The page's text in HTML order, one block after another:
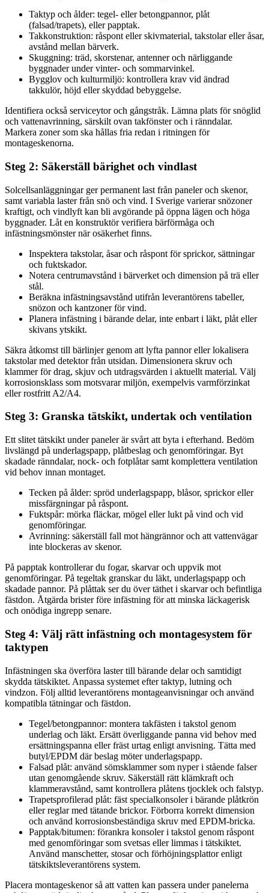
Taktyp och ålder: tegel- eller betongpannor, plåt
(falsad/trapets), eller papptak.
Takkonstruktion: råspont eller skivmaterial, takstolar eller åsar,
avstånd mellan bärverk.
Skuggning: träd, skorstenar, antenner och närliggande
byggnader under vinter- och sommarvinkel.
Bygglov och kulturmiljö: kontrollera krav vid ändrad
takkulör, höjd eller skyddad bebyggelse.
Identifiera också serviceytor och gångstråk. Lämna plats för snöglid
och vattenavrinning, särskilt ovan takfönster och i ränndalar.
Markera zoner som ska hållas fria redan i ritningen för
montageskenorna.
Steg 2: Säkerställ bärighet och vindlast
Solcellsanläggningar ger permanent last från paneler och skenor,
samt variabla laster från snö och vind. I Sverige varierar snözoner
kraftigt, och vindlyft kan bli avgörande på öppna lägen och höga
byggnader. Låt en konstruktör verifiera bärförmåga och
infästningsmönster när osäkerhet finns.
Inspektera takstolar, åsar och råspont för sprickor, sättningar
och fuktskador.
Notera centrumavstånd i bärverket och dimension på trä eller
stål.
Beräkna infästningsavstånd utifrån leverantörens tabeller,
snözon och kantzoner för vind.
Planera infästning i bärande delar, inte enbart i läkt, plåt eller
skivans ytskikt.
Säkra åtkomst till bärlinjer genom att lyfta pannor eller lokalisera
takstolar med detektor från utsidan. Dimensionera skruv och
klammer för drag, skjuv och utdragsvärden i aktuellt material. Välj
korrosionsklass som motsvarar miljön, exempelvis varmförzinkat
eller rostfritt A2/A4.
Steg 3: Granska tätskikt, undertak och ventilation
Ett slitet tätskikt under paneler är svårt att byta i efterhand. Bedöm
livslängd på underlagspapp, plåtbeslag och genomföringar. Byt
skadade ränndalar, nock- och fotplåtar samt komplettera ventilation
vid behov innan montaget.
Tecken på ålder: spröd underlagspapp, blåsor, sprickor eller
missfärgningar på råspont.
Fuktspår: mörka fläckar, mögel eller lukt på vind och vid
genomföringar.
Avrinning: säkerställ fall mot hängrännor och att vattenvägar
inte blockeras av skenor.
På papptak kontrollerar du fogar, skarvar och uppvik mot
genomföringar. På tegeltak granskar du läkt, underlagspapp och
skadade pannor. På plåttak ser du över täthet i skarvar och befintliga
fästdon. Åtgärda brister före infästning för att minska läckagerisk
och onödiga ingrepp senare.
Steg 4: Välj rätt infästning och montagesystem för
taktypen
Infästningen ska överföra laster till bärande delar och samtidigt
skydda tätskiktet. Anpassa systemet efter taktyp, lutning och
vindzon. Följ alltid leverantörens montageanvisningar och använd
kompatibla tätningar och fästdon.
Tegel/betongpannor: montera takfästen i takstol genom
underlag och läkt. Ersätt överliggande panna vid behov med
ersättningspanna eller fräst urtag enligt anvisning. Tätta med
butyl/EPDM där beslag möter underlagspapp.
Falsad plåt: använd sömsklammer som nyper i stående falser
utan genomgående skruv. Säkerställ rätt klämkraft och
klammeravstånd, samt kontrollera plåtens tjocklek och falstyp.
Trapetsprofilerad plåt: fäst specialkonsoler i bärande plåtkrön
eller reglar med tätande brickor. Förborra korrekt dimension
och använd korrosionsbeständiga skruv med EPDM-bricka.
Papptak/bitumen: förankra konsoler i takstol genom råspont
med genomföringar som svetsas eller limmas i tätskiktet.
Använd manschetter, stosar och förhöjningsplattor enligt
tätskiktsleverantörens system.
Placera montageskenor så att vatten kan passera under panelerna